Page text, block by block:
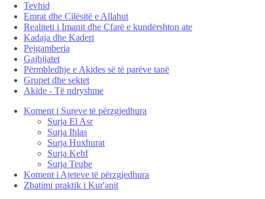
Tevhid
Emrat dhe Cilësitë e Allahut
Realiteti i Imanit dhe Çfarë e kundërshton ate
Kadaja dhe Kaderi
Pejgamberia
Gajbijatet
Përmbledhje e Akides së të parëve tanë
Grupet dhe sektet
Akide - Të ndryshme
Koment i Sureve të përzgjedhura
Surja El Asr
Surja Ihlas
Surja Huxhurat
Surja Kehf
Surja Teube
Koment i Ajeteve të përzgjedhura
Zbatimi praktik i Kur'anit